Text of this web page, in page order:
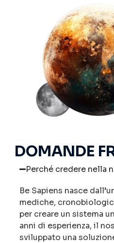
DOMANDE
Perché credere nella
Be Sapiens nasce
mediche,
per creare un sistema
anni di esperienza, il
sviluppato una